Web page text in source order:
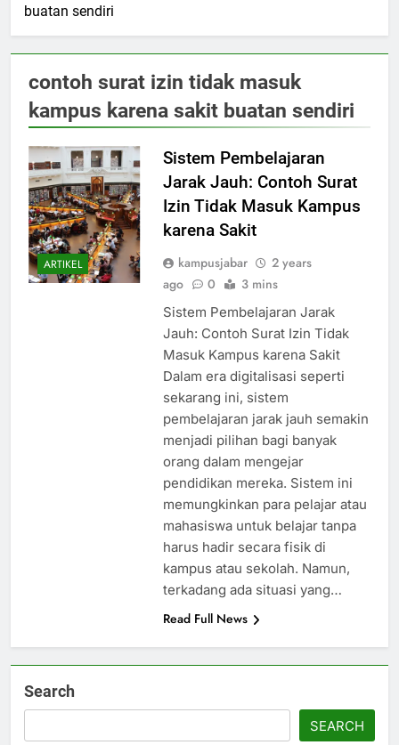
buatan sendiri
contoh surat izin tidak masuk
kampus karena sakit buatan sendiri
ARTIKEL
Sistem Pembelajaran
Jarak Jauh: Contoh Surat
Izin Tidak Masuk Kampus
karena Sakit
kampusjabar
2 years
ago
0 3 mins
Sistem Pembelajaran Jarak
Jauh: Contoh Surat Izin Tidak
Masuk Kampus karena Sakit
Dalam era digitalisasi seperti
sekarang ini, sistem
pembelajaran jarak jauh semakin
menjadi pilihan bagi banyak
orang dalam mengejar
pendidikan mereka. Sistem ini
memungkinkan para pelajar atau
mahasiswa untuk belajar tanpa
harus hadir secara fisik di
kampus atau sekolah. Namun,
terkadang ada situasi yang…
Read Full News
Search
SEARCH